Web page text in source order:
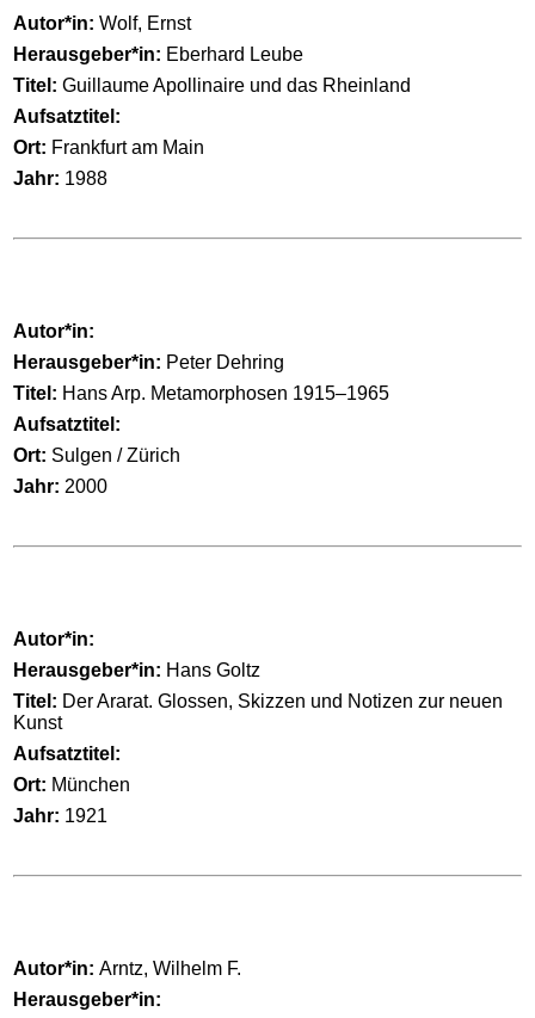
Autor*in: Wolf, Ernst
Herausgeber*in: Eberhard Leube
Titel: Guillaume Apollinaire und das Rheinland
Aufsatztitel:
Ort: Frankfurt am Main
Jahr: 1988
Autor*in:
Herausgeber*in: Peter Dehring
Titel: Hans Arp. Metamorphosen 1915–1965
Aufsatztitel:
Ort: Sulgen / Zürich
Jahr: 2000
Autor*in:
Herausgeber*in: Hans Goltz
Titel: Der Ararat. Glossen, Skizzen und Notizen zur neuen
Kunst
Aufsatztitel:
Ort: München
Jahr: 1921
Autor*in: Arntz, Wilhelm F.
Herausgeber*in: